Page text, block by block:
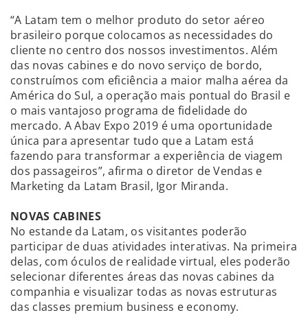
“A Latam tem o melhor produto do setor aéreo
brasileiro porque colocamos as necessidades do
cliente no centro dos nossos investimentos. Além
das novas cabines e do novo serviço de bordo,
construímos com eficiência a maior malha aérea da
América do Sul, a operação mais pontual do Brasil e
o mais vantajoso programa de fidelidade do
mercado. A Abav Expo 2019 é uma oportunidade
única para apresentar tudo que a Latam está
fazendo para transformar a experiência de viagem
dos passageiros”, afirma o diretor de Vendas e
Marketing da Latam Brasil, Igor Miranda.
NOVAS CABINES
No estande da Latam, os visitantes poderão
participar de duas atividades interativas. Na primeira
delas, com óculos de realidade virtual, eles poderão
selecionar diferentes áreas das novas cabines da
companhia e visualizar todas as novas estruturas
das classes premium business e economy.